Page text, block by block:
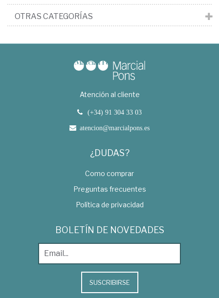
OTRAS CATEGORÍAS
Atención al cliente
(+34) 91 304 33 03
atencion@marcialpons.es
¿DUDAS?
Como comprar
Preguntas frecuentes
Política de privacidad
BOLETÍN DE NOVEDADES
SUSCRIBIRSE